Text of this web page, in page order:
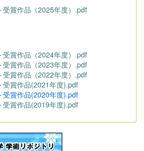
受賞作品（2025年度）.pdf
受賞作品（2024年度）.pdf
受賞作品（2023年度）.pdf
受賞作品（2022年度）.pdf
受賞作品(2021年度).pdf
受賞作品(2020年度).pdf
受賞作品(2019年度).pdf